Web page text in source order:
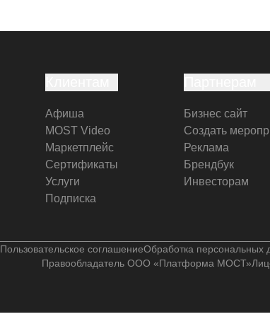
Афиша
MOST Video
Маркетплейс
Сертификаты
Услуги
Подписка
Бизнес сайт
Создать
Реклама
Брендбук
Инвесторам
Пользовательское соглашениеОбработка персональных
Правообладатель ООО «Платформа МОСТ»